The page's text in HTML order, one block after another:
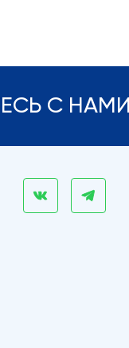
С НАМИ